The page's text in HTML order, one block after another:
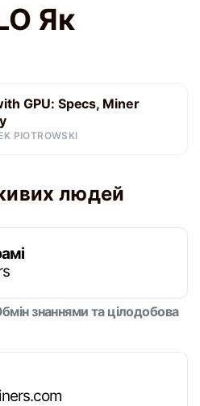
Як
GPU: Specs, Miner
PIOTROWSKI
людей
знаннями та цілодобова